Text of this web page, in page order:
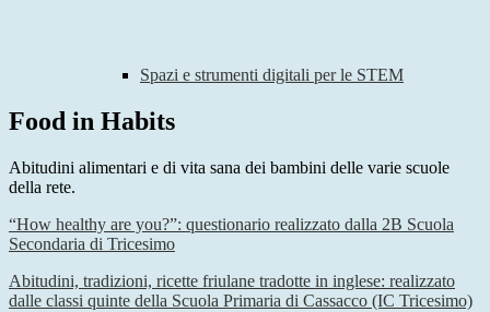
Spazi e strumenti digitali per le STEM
Food in Habits
Abitudini alimentari e di vita sana dei bambini delle varie scuole
della rete.
“How healthy are you?”: questionario realizzato dalla 2B Scuola
Secondaria di Tricesimo
Abitudini, tradizioni, ricette friulane tradotte in inglese: realizzato
dalle classi quinte della Scuola Primaria di Cassacco (IC Tricesimo)